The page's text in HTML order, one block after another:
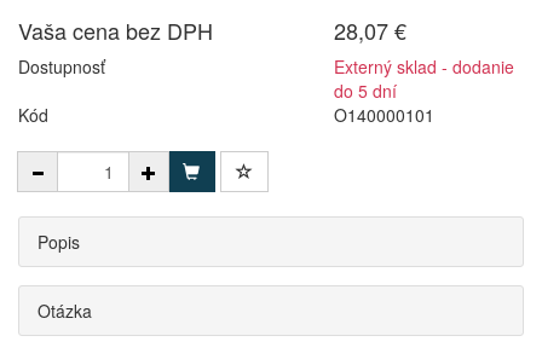
Vaša cena bez DPH
28,07 €
Dostupnosť
Externý sklad - dodanie
do 5 dní
Kód
O140000101
Popis
Otázka